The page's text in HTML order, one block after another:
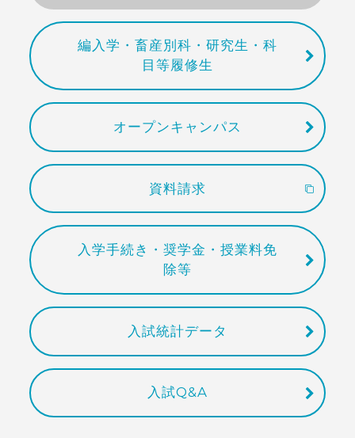
編入学・畜産別科・研究生・科
目等履修生
オープンキャンパス
資料請求
入学手続き・奨学金・授業料免
除等
入試統計データ
入試Q&A